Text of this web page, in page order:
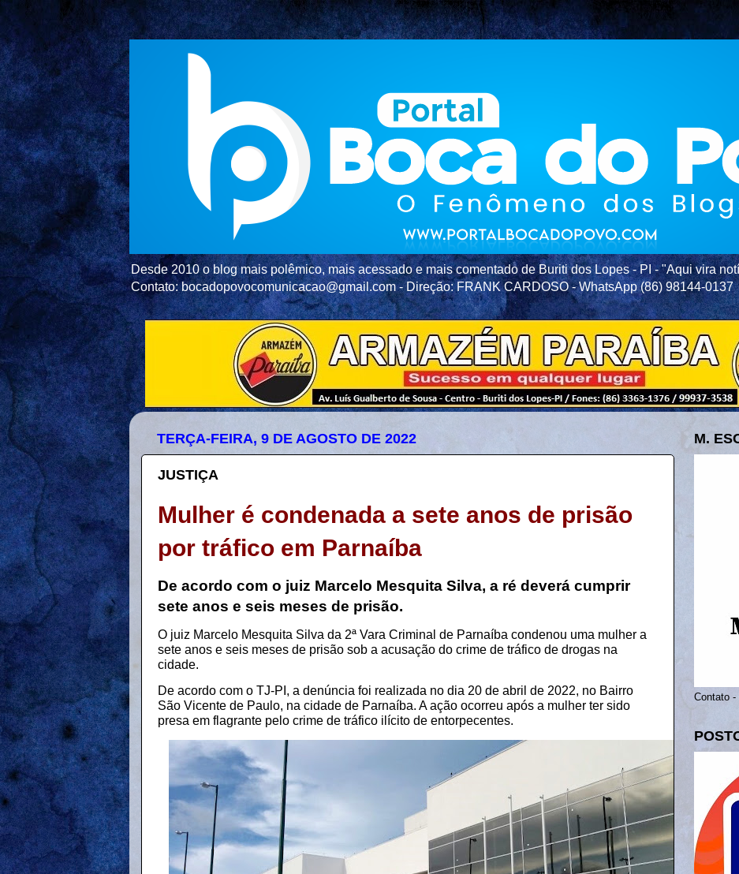
Desde 2010 o blog mais polêmico, mais acessado e mais comentado de Buriti dos Lopes - PI - "Aqui vira
Contato: bocadopovocomunicacao@gmail.com - Direção: FRANK CARDOSO - WhatsApp (86) 98144-0137
TERÇA-FEIRA, 9 DE AGOSTO DE 2022
JUSTIÇA
Mulher é condenada a sete anos de prisão
por tráfico em Parnaíba
De acordo com o juiz Marcelo Mesquita Silva, a ré deverá cumprir
sete anos e seis meses de prisão.
O juiz Marcelo Mesquita Silva da 2ª Vara Criminal de Parnaíba condenou uma mulher a
sete anos e seis meses de prisão sob a acusação do crime de tráfico de drogas na
cidade.
De acordo com o TJ-PI, a denúncia foi realizada no dia 20 de abril de 2022, no Bairro
São Vicente de Paulo, na cidade de Parnaíba. A ação ocorreu após a mulher ter sido
presa em flagrante pelo crime de tráfico ilícito de entorpecentes.
M.
Contato -